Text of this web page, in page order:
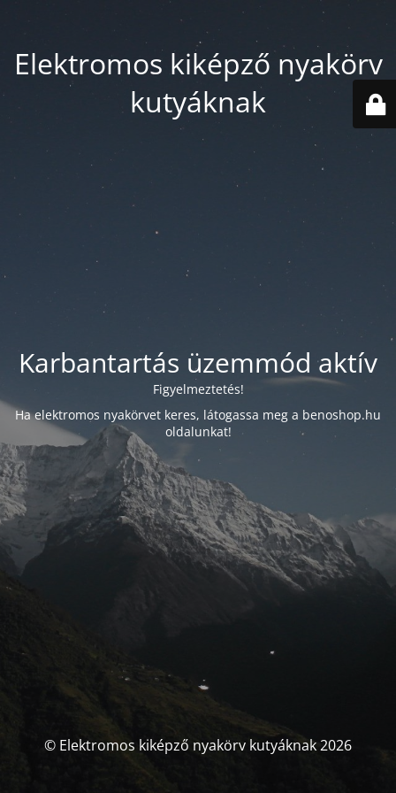
Elektromos kiképző nyakörv
kutyáknak
Karbantartás üzemmód aktív
Figyelmeztetés!
Ha elektromos nyakörvet keres, látogassa meg a benoshop.hu
oldalunkat!
© Elektromos kiképző nyakörv kutyáknak 2026